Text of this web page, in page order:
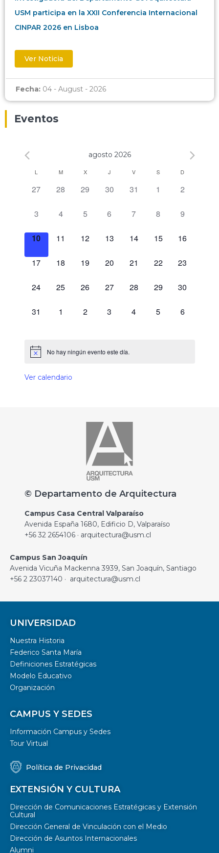
USM participa en la XXII Conferencia Internacional
CINPAR 2026 en Lisboa
Ver Noticia
Fecha: 04 - August - 2026
Eventos
agosto 2026
Calendario
de
Eventos
L M X J V S D
0 eventos,
27 0 eventos,
28 0 eventos,
29 0 eventos,
30 0 eventos,
31 0 eventos,
1 0 eventos,
2
0 eventos,
3 0 eventos,
4 0 eventos,
5 0 eventos,
6 0 eventos,
7 0 eventos,
8 0 eventos,
9
0 eventos,
10 0 eventos,
11 0 eventos,
12 0 eventos,
13 0 eventos,
14 0 eventos,
15 0 eventos,
16
0 eventos,
17 0 eventos,
18 0 eventos,
19 0 eventos,
20 0 eventos,
21 0 eventos,
22 0 eventos,
23
0 eventos,
24 0 eventos,
25 0 eventos,
26 0 eventos,
27 0 eventos,
28 0 eventos,
29 0 eventos,
30
0 eventos,
31 0 eventos,
1 0 eventos,
2 0 eventos,
3 0 eventos,
4 0 eventos,
5 0 eventos,
6
No hay ningún evento este día.
Ver calendario
© Departamento de Arquitectura
Campus Casa Central Valparaíso
Avenida España 1680, Edificio D, Valparaíso
+56 32 2654106 · arquitectura@usm.cl
Campus San Joaquín
Avenida Vicuña Mackenna 3939, San Joaquín, Santiago
+56 2 23037140 · arquitectura@usm.cl
UNIVERSIDAD
Nuestra Historia
Federico Santa María
Definiciones Estratégicas
Modelo Educativo
Organización
CAMPUS Y SEDES
Información Campus y Sedes
Tour Virtual
Política de Privacidad
EXTENSIÓN Y CULTURA
Dirección de Comunicaciones Estratégicas y Extensión
Cultural
Dirección General de Vinculación con el Medio
Dirección de Asuntos Internacionales
Alumni